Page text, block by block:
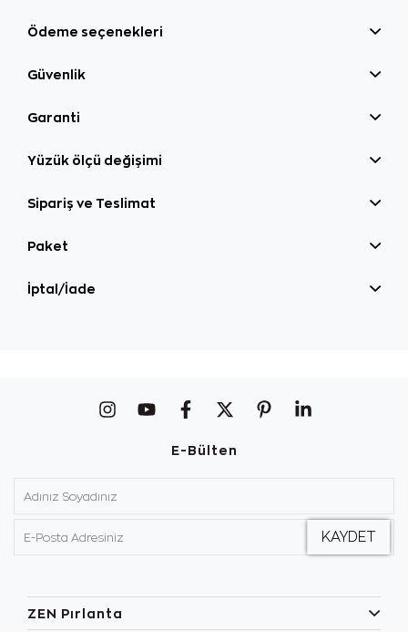
Ödeme seçenekleri
Güvenlik
Garanti
Yüzük ölçü değişimi
Sipariş ve Teslimat
Paket
İptal/İade
E-Bülten
ZEN Pırlanta